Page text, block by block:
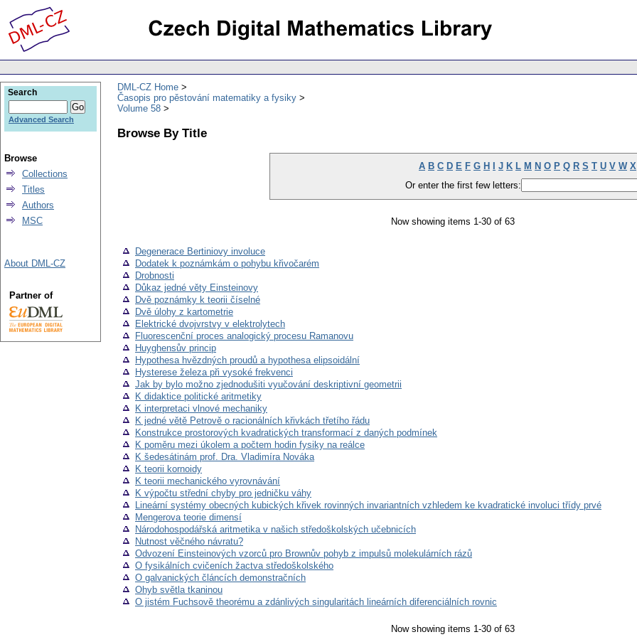
DML-CZ Home
Časopis pro pěstování matematiky a fysiky
Volume 58
Browse By Title
A B C D E F G H J K L M N O P Q R S T U V W X
Or enter the first few letters:
Now showing items 1-30 of 63
Degenerace Bertiniovy involuce
Dodatek k poznámkám o pohybu křivočarém
Drobnosti
Důkaz jedné věty Einsteinovy
Dvě poznámky k teorii číselné
Dvě úlohy z kartometrie
Elektrické dvojvrstvy v elektrolytech
Fluorescenční proces analogický procesu Ramanovu
Huyghensův princip
Hypothesa hvězdných proudů a hypothesa elipsoidální
Hysterese železa při vysoké frekvenci
Jak by bylo možno zjednodušiti vyučování deskriptivní geometrii
K didaktice politické aritmetiky
K interpretaci vlnové mechaniky
K jedné větě Petrově o racionálních křivkách třetího řádu
Konstrukce prostorových kvadratických transformací z daných podmínek
K poměru mezi úkolem a počtem hodin fysiky na reálce
K šedesátinám prof. Dra. Vladimíra Nováka
K teorii kornoidy
K teorii mechanického vyrovnávání
K výpočtu střední chyby pro jedničku váhy
Lineární systémy obecných kubických křivek rovinných invariantních vzhledem ke kvadratické involuci třídy prvé
Mengerova teorie dimensí
Národohospodářská aritmetika v našich středoškolských učebnicích
Nutnost věčného návratu?
Odvození Einsteinových vzorců pro Brownův pohyb z impulsů molekulárních rázů
O fysikálních cvičeních žactva středoškolského
O galvanických článcích demonstračních
Ohyb světla tkaninou
O jistém Fuchsově theorému a zdánlivých singularitách lineárních diferenciálních rovnic
Now showing items 1-30 of 63
Search
Advanced Search
Browse
Collections
Titles
Authors
MSC
About DML-CZ
Partner of